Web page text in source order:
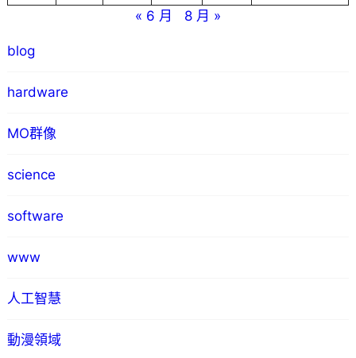
« 6 月
8 月 »
blog
hardware
MO群像
science
software
www
人工智慧
動漫領域